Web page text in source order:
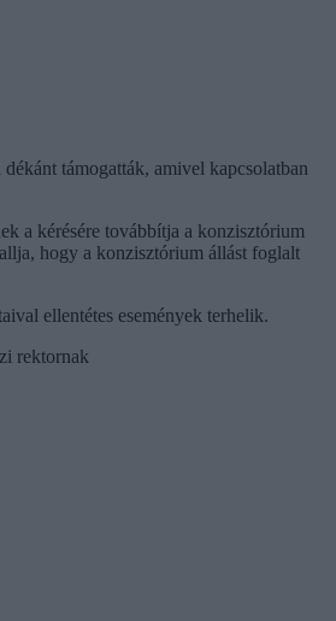
támogatták, amivel kapcsolatban
a kérésére továbbítja a konzisztórium
hogy a konzisztórium állást foglalt
ellentétes események terhelik.
rektornak